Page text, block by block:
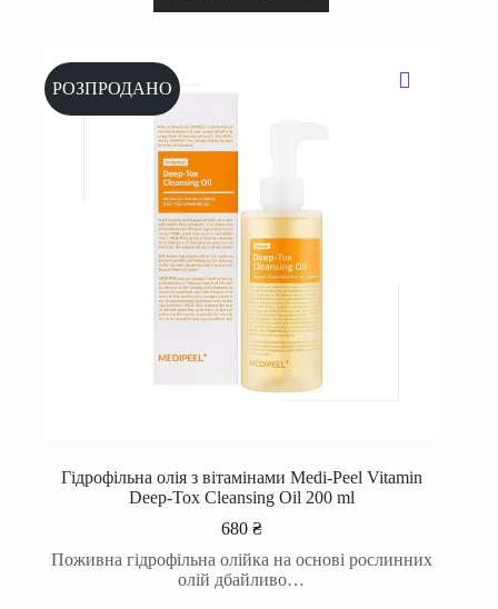
РОЗПРОДАНО
Гідрофільна олія з вітамінами Medi-Peel Vitamin
Deep-Tox Cleansing Oil 200 ml
680 ₴
Поживна гідрофільна олійка на основі рослинних
олій дбайливо…